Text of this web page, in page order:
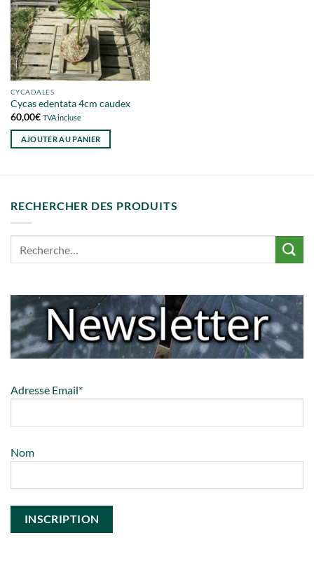
CYCADALES
Cycas edentata 4cm caudex
60,00€ TVA incluse
AJOUTER AU PANIER
RECHERCHER DES PRODUITS
Adresse Email*
Nom